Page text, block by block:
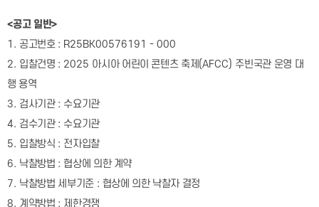
<공고 일반>
1. 공고번호 : R25BK00576191 - 000
2. 입찰건명 : 2025 아시아 어린이 콘텐츠 축제(AFCC) 주빈국관 운영 대
행 용역
3. 검사기관: 수요기관
4. 검수기관: 수요기관
5. 입찰방식 : 전자입찰
6. 낙찰방법 : 협상에 의한 계약
7. 낙찰방법 세부기준 : 협상에 의한 낙찰자 결정
8. 계약방법 : 제한경쟁